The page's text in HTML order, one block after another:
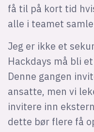
få til på kort tid
alle i teamet
Jeg er ikke et
Hackdays må bli
Denne gangen
ansatte, men vi
invitere inn
dette bør flere få